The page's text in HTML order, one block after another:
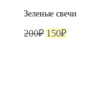
Зеленые свечи
200₽ Первоначальная
150₽Текущая